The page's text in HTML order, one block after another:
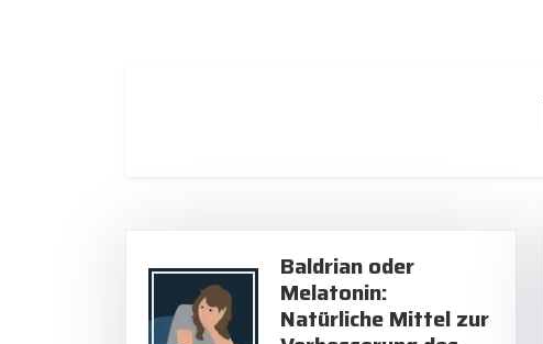
Baldrian oder
Melatonin:
Natürliche Mittel zur